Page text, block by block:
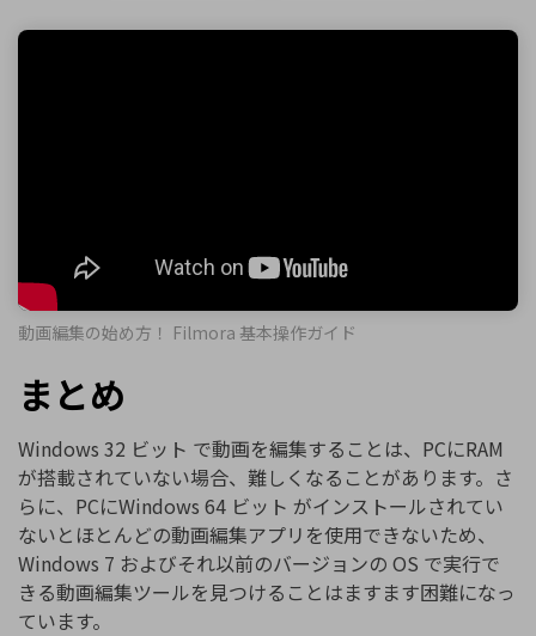
動画編集の始め方！ Filmora 基本操作ガイド
まとめ
Windows 32 ビット で動画を編集することは、PCにRAM
が搭載されていない場合、難しくなることがあります。さ
らに、PCにWindows 64 ビット がインストールされてい
ないとほとんどの動画編集アプリを使用できないため、
Windows 7 およびそれ以前のバージョンの OS で実行で
きる動画編集ツールを見つけることはますます困難になっ
ています。